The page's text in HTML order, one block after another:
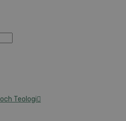
Teologi